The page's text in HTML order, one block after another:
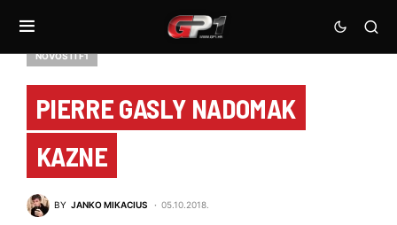
NOVOSTI F1
PIERRE GASLY NADOMAK
KAZNE
BY JANKO MIKACIUS 05.10.2018.